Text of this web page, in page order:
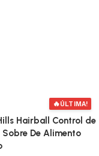
🔥ÚLTIMA!
Hairball Control de
Sobre De Alimento